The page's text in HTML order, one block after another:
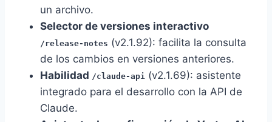
un archivo.
Selector de versiones interactivo
/release-notes (v2.1.92): facilita la consulta
de los cambios en versiones anteriores.
Habilidad /claude-api (v2.1.69): asistente
integrado para el desarrollo con la API de
Claude.